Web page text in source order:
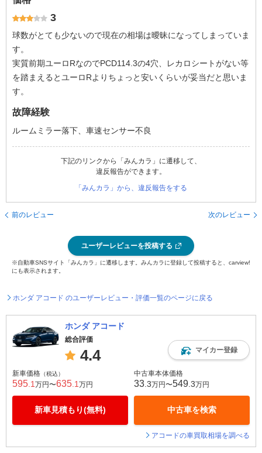
3
球数がとても少ないので現在の相場は曖昧になってしまっていま
す。
実質前期ユーロRなのでPCD114.3の4穴、レカロシートがない等
を踏まえるとユーロRよりちょっと安いくらいが妥当だと思いま
す。
故障経験
ルームミラー落下、車速センサー不良
下記のリンクから「みんカラ」に遷移して、
違反報告ができます。
「みんカラ」から、違反報告をする
前のレビュー 次のレビュー
ユーザーレビューを投稿する
※自動車SNSサイト「みんカラ」に遷移します。みんカラに登録して投稿すると、carview!
にも表示されます。
ホンダ アコード のユーザーレビュー・評価一覧のページに戻る
ホンダ アコード
総合評価
4.4 マイカー登録
新車価格 （税込）
595 .1 万円〜635 .1 万円
新車見積もり(無料)
中古車本体価格
33 .3万円〜549 .3万円
中古車を検索
アコードの車買取相場を調べる